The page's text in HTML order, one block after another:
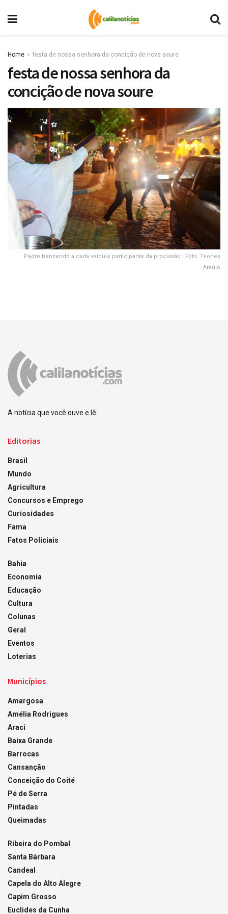
Home festa de nossa senhora da concição de nova soure
festa de nossa senhora da
concição de nova soure
Padre benzendo a cada veículo participante da procissão | Foto: Teones
Araújo
A notícia que você ouve e lê.
Editorias
Brasil
Mundo
Agricultura
Concursos e Emprego
Curiosidades
Fama
Fatos Policiais
Bahia
Economia
Educação
Cultura
Colunas
Geral
Eventos
Loterias
Municípios
Amargosa
Amélia Rodrigues
Araci
Baixa Grande
Barrocas
Cansanção
Conceição do Coité
Pé de Serra
Pintadas
Queimadas
Ribeira do Pombal
Santa Bárbara
Candeal
Capela do Alto Alegre
Capim Grosso
Euclides da Cunha